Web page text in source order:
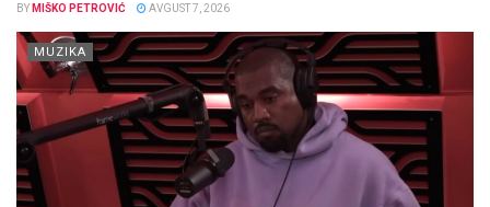
BY MIŠKO PETROVIĆ AVGUST 7, 2026
MUZIKA